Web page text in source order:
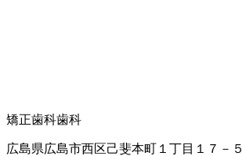
矯正歯科歯科
広島県広島市西区己斐本町１丁目１７－５